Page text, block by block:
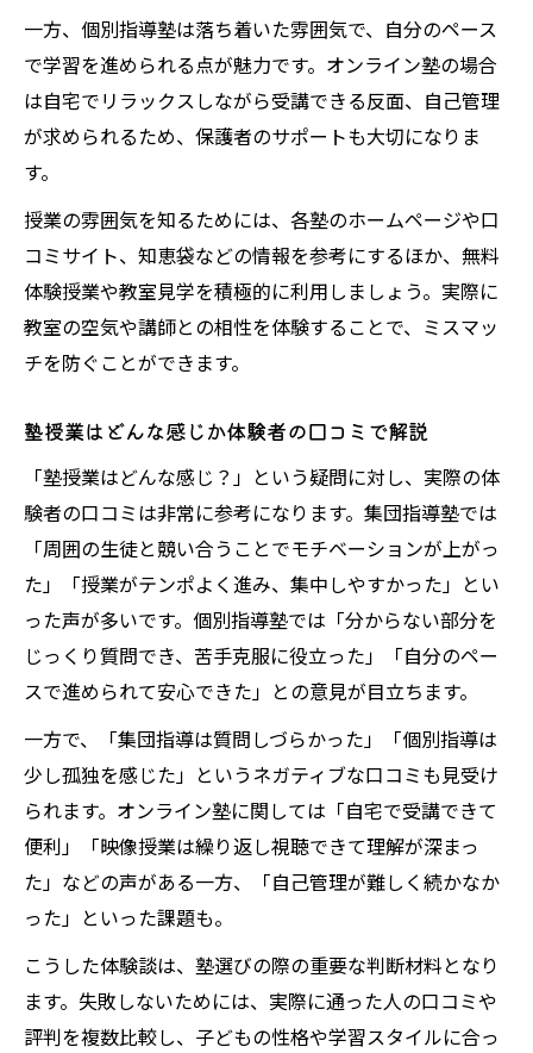
一方、個別指導塾は落ち着いた雰囲気で、自分のペース
で学習を進められる点が魅力です。オンライン塾の場合
は自宅でリラックスしながら受講できる反面、自己管理
が求められるため、保護者のサポートも大切になりま
す。
授業の雰囲気を知るためには、各塾のホームページや口
コミサイト、知恵袋などの情報を参考にするほか、無料
体験授業や教室見学を積極的に利用しましょう。実際に
教室の空気や講師との相性を体験することで、ミスマッ
チを防ぐことができます。
塾授業はどんな感じか体験者の口コミで解説
「塾授業はどんな感じ？」という疑問に対し、実際の体
験者の口コミは非常に参考になります。集団指導塾では
「周囲の生徒と競い合うことでモチベーションが上がっ
た」「授業がテンポよく進み、集中しやすかった」とい
った声が多いです。個別指導塾では「分からない部分を
じっくり質問でき、苦手克服に役立った」「自分のペー
スで進められて安心できた」との意見が目立ちます。
一方で、「集団指導は質問しづらかった」「個別指導は
少し孤独を感じた」というネガティブな口コミも見受け
られます。オンライン塾に関しては「自宅で受講できて
便利」「映像授業は繰り返し視聴できて理解が深まっ
た」などの声がある一方、「自己管理が難しく続かなか
った」といった課題も。
こうした体験談は、塾選びの際の重要な判断材料となり
ます。失敗しないためには、実際に通った人の口コミや
評判を複数比較し、子どもの性格や学習スタイルに合っ